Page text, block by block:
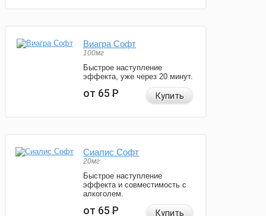
Виагра Софт
100мг
Быстрое наступление
эффекта, уже через 20 минут.
от 65Р Купить
Сиалис Софт
20мг
Быстрое наступление
эффекта и совместимость с
алкоголем.
от 65Р Купить